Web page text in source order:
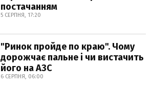
постачанням
5 СЕРПНЯ, 17:20
"Ринок пройде по краю". Чому
дорожчає пальне і чи вистачить
його на АЗС
6 СЕРПНЯ, 06:00